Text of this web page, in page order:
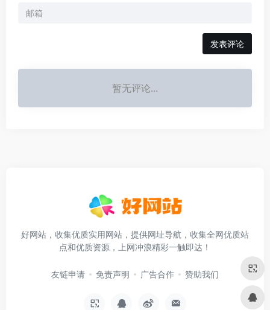
发表评论
暂无评论...
好网站，收集优质实用网站，提供网址导航，收集全网优质站
点和优质资源，上网冲浪精彩一触即达！
友链申请 免责声明 广告合作 赞助我们